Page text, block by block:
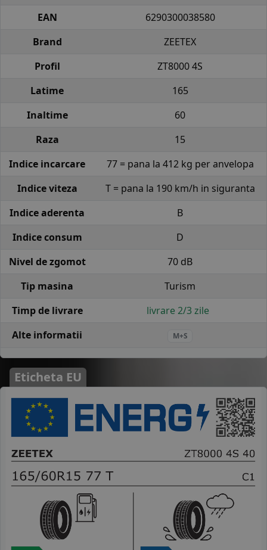
EAN
6290300038580
Brand
ZEETEX
Profil
ZT8000 4S
Latime
165
Inaltime
60
Raza
15
Indice incarcare
77 = pana la 412 kg per anvelopa
Indice viteza
T = pana la 190 km/h in siguranta
Indice aderenta
B
Indice consum
D
Nivel de zgomot
70 dB
Tip masina
Turism
Timp de livrare
livrare 2/3 zile
Alte informatii
M+S
Eticheta EU